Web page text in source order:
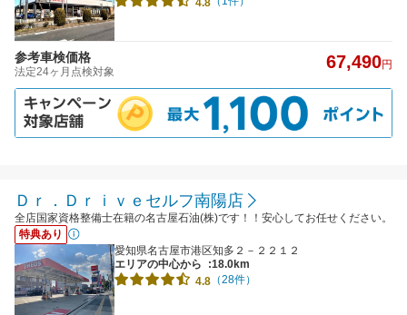
参考車検価格
法定24ヶ月点検対象 67,490円
Ｄｒ．Ｄｒｉｖｅセルフ南陽店
全店国家資格整備士在籍の名古屋石油(株)です！！安心してお任せください。
特典あり
愛知県名古屋市港区知多２－２２１２
エリアの中心から
:18.0km
4.8 （28件）